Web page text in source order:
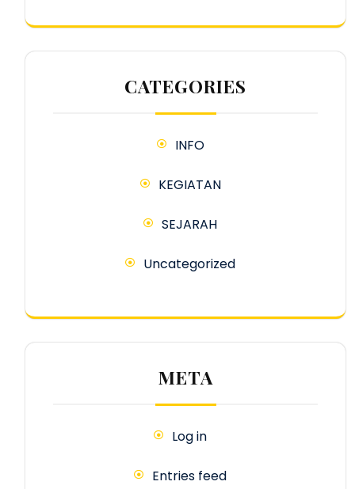
CATEGORIES
INFO
KEGIATAN
SEJARAH
Uncategorized
META
Log in
Entries feed